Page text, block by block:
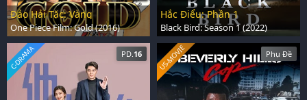
Đảo Hải Tặc: Vàng
One Piece Film: Gold (2016)
Hắc Điểu: Phần 1
Black Bird: Season 1 (2022)
PD.16
C-DRAMA Phụ Đề
US-MOVIE